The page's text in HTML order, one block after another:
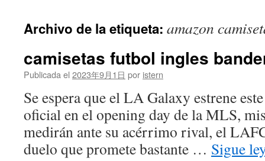
contenido
Archivo de la etiqueta: amazon
camisetas futbol ingles
Publicada el 2023年9月1日 por istern
Se espera que el LA Galaxy estrene
oficial en el opening day de la MLS,
medirán ante su acérrimo rival, el
duelo que promete bastante … Sigue